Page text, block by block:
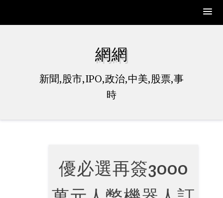
網網
新聞,股市,IPO,政治,中美,股票,事
時
優必選再簽3000